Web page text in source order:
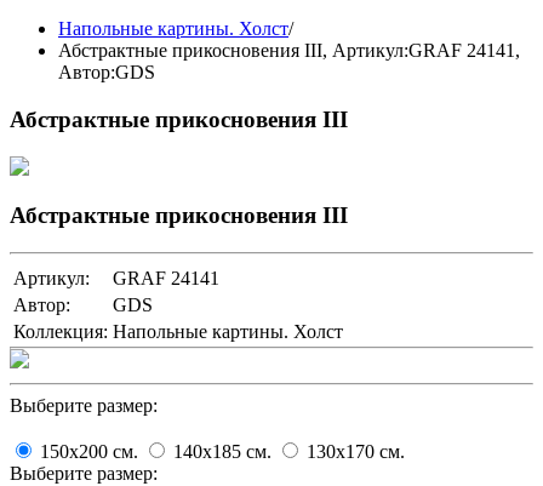
Напольные картины. Холст/
Абстрактные прикосновения III, Артикул:GRAF 24141 ,
Автор:GDS
Абстрактные прикосновения III
Абстрактные прикосновения III
Артикул:
GRAF 24141
Автор:
GDS
Коллекция: Напольные картины. Холст
Выберите размер:
150x200 cм. 140x185 cм. 130x170 cм.
Выберите размер: